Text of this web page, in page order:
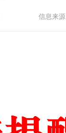
信息来